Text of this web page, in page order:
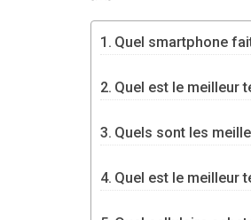
Quel smartphone
Quel est le meilleur
Quels sont les
Quel est le meilleur